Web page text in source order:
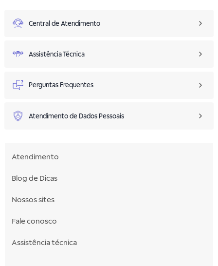
Central de Atendimento
Assistência Técnica
Perguntas Frequentes
Atendimento de Dados Pessoais
Atendimento
Blog de Dicas
Nossos sites
Fale conosco
Assistência técnica